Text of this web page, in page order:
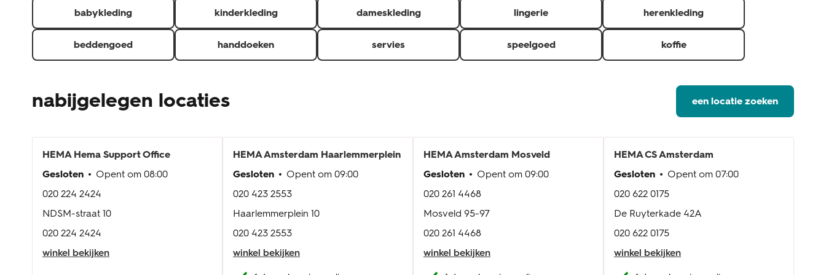
babykleding kinderkleding dameskleding lingerie herenkleding
beddengoed handdoeken servies speelgoed koffie
nabijgelegen locaties een locatie zoeken
HEMA Hema Support Office
Gesloten
Opent om 08:00
020 224 2424
NDSM-straat 10
020 224 2424
winkel bekijken
HEMAAmsterdam Haarlemmerplein
Gesloten
Opent om 09:00
020 423 2553
Haarlemmerplein 10
020 423 2553
winkel bekijken
HEMAAmsterdam Mosveld
Gesloten
Opent om 09:00
020 261 4468
Mosveld 95-97
020 261 4468
winkel bekijken
HEMACS Amsterdam
Gesloten
Opent om 07:00
020 622 0175
De Ruyterkade 42A
020 622 0175
winkel bekijken